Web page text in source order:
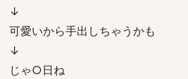
↓
可愛いから手出しちゃうかも
↓
じゃ○日ね